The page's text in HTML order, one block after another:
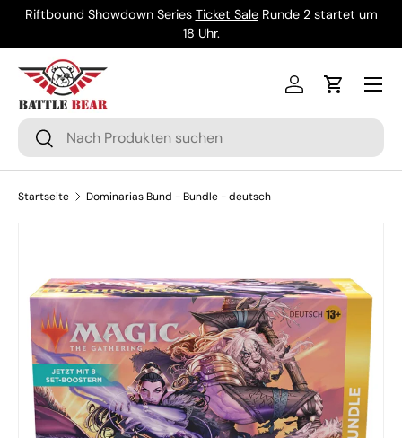
Riftbound Showdown Series Ticket SaleRunde 2 startet um
18 Uhr.
Suchen
Suchen
Einloggen
Menü
Startseite Dominarias Bund - Bundle - deutsch